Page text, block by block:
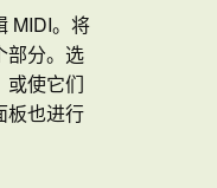
MIDI。将
部分。选
或使它们
板也进行